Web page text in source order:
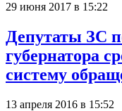
29 июня 2017 в 15:22
Депутаты ЗС
губернатора
систему
13 апреля 2016 в 15:52